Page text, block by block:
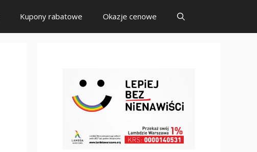
Kupony rabatowe Okazje cenowe